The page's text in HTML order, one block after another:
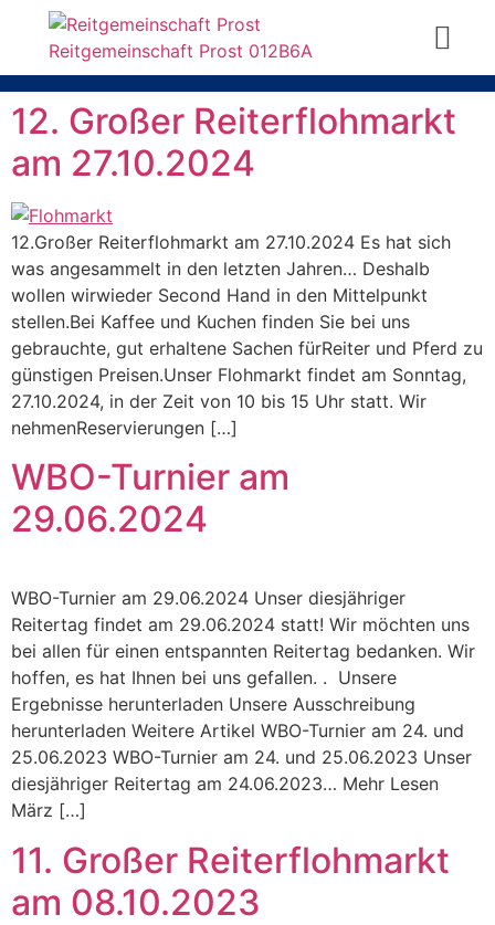
12. Großer Reiterflohmarkt
am 27.10.2024
12.Großer Reiterflohmarkt am 27.10.2024 Es hat sich
was angesammelt in den letzten Jahren… Deshalb
wollen wirwieder Second Hand in den Mittelpunkt
stellen.Bei Kaffee und Kuchen finden Sie bei uns
gebrauchte, gut erhaltene Sachen fürReiter und Pferd zu
günstigen Preisen.Unser Flohmarkt findet am Sonntag,
27.10.2024, in der Zeit von 10 bis 15 Uhr statt. Wir
nehmenReservierungen […]
WBO-Turnier am
29.06.2024
WBO-Turnier am 29.06.2024 Unser diesjähriger
Reitertag findet am 29.06.2024 statt! Wir möchten uns
bei allen für einen entspannten Reitertag bedanken. Wir
hoffen, es hat Ihnen bei uns gefallen. . Unsere
Ergebnisse herunterladen Unsere Ausschreibung
herunterladen Weitere Artikel WBO-Turnier am 24. und
25.06.2023 WBO-Turnier am 24. und 25.06.2023 Unser
diesjähriger Reitertag am 24.06.2023… Mehr Lesen
März […]
11. Großer Reiterflohmarkt
am 08.10.2023